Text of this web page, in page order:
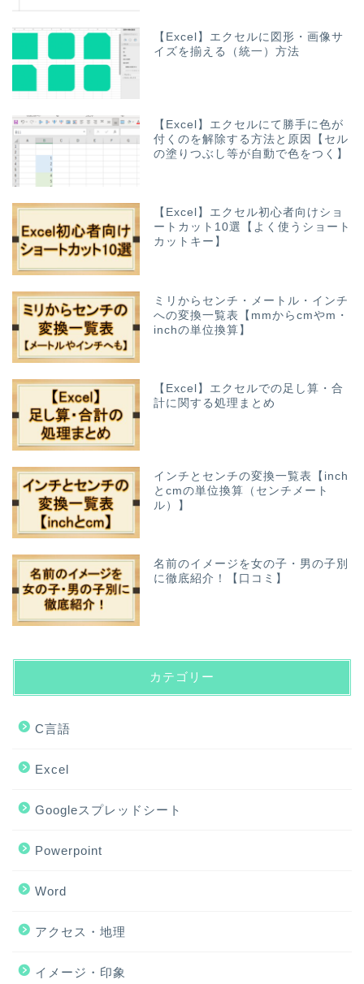
【Excel】エクセルに図形・画像サ
イズを揃える（統一）方法
【Excel】エクセルにて勝手に色が
付くのを解除する方法と原因【セル
の塗りつぶし等が自動で色をつく】
【Excel】エクセル初心者向けショ
ートカット10選【よく使うショート
カットキー】
ミリからセンチ・メートル・インチ
への変換一覧表【mmからcmやm・
inchの単位換算】
【Excel】エクセルでの足し算・合
計に関する処理まとめ
インチとセンチの変換一覧表【inch
とcmの単位換算（センチメート
ル）】
名前のイメージを女の子・男の子別
に徹底紹介！【口コミ】
カテゴリー
C言語
Excel
Googleスプレッドシート
Powerpoint
Word
アクセス・地理
イメージ・印象